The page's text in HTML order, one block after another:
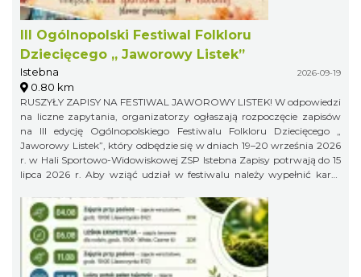
III Ogólnopolski Festiwal Folkloru
Dziecięcego „ Jaworowy Listek”
Istebna 2026-09-19
0.80 km
RUSZYŁY ZAPISY NA FESTIWAL JAWOROWY LISTEK! W odpowiedzi
na liczne zapytania, organizatorzy ogłaszają rozpoczęcie zapisów
na III edycję Ogólnopolskiego Festiwalu Folkloru Dziecięcego „
Jaworowy Listek”, który odbędzie się w dniach 19–20 września 2026
r. w Hali Sportowo-Widowiskowej ZSP Istebna Zapisy potrwają do 15
lipca 2026 r. Aby wziąć udział w festiwalu należy wypełnić kartę
jaworowylistek@gmail.com